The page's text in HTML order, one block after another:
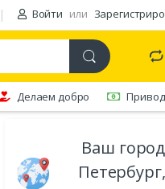
Войти или
Ваш
Делаем добро